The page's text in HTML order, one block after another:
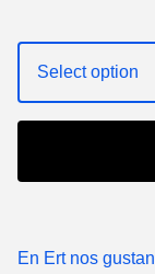
En Ert nos